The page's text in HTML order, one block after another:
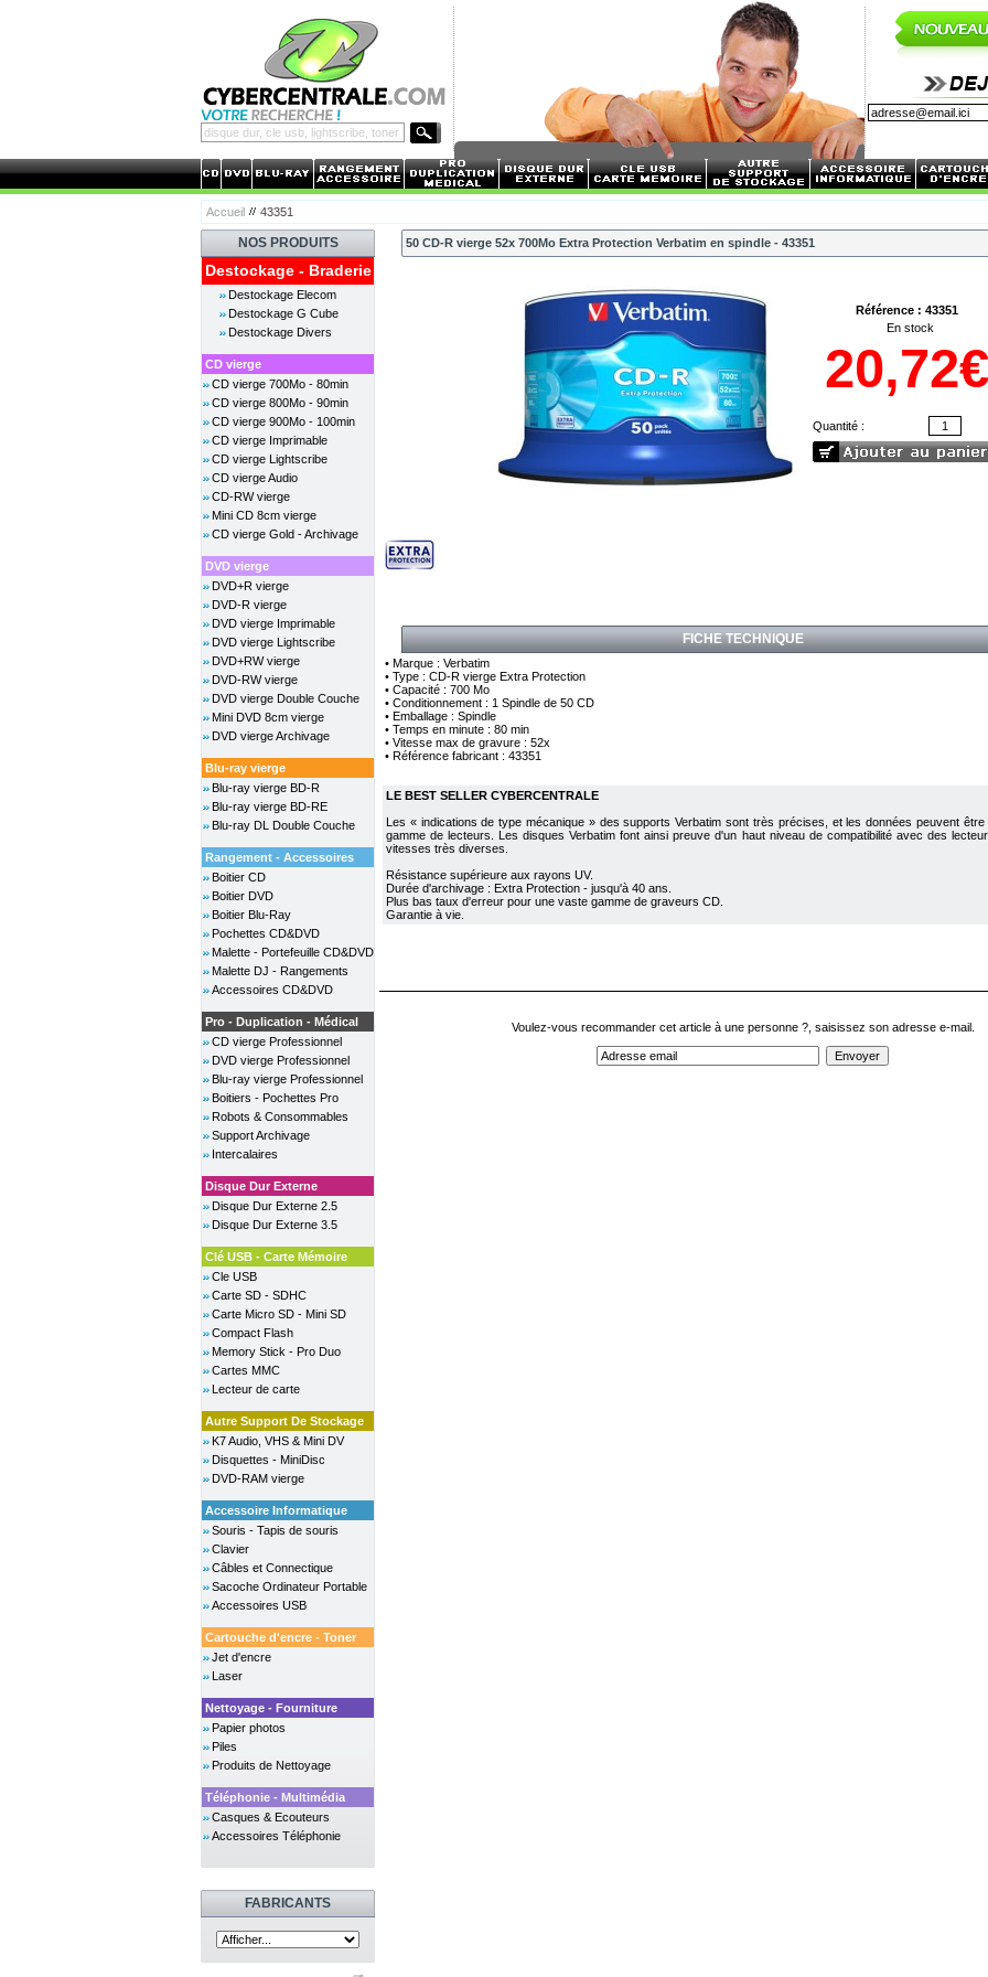
Accueil 43351
NOS PRODUITS
Destockage - Braderie
Destockage Elecom
Destockage G Cube
Destockage Divers
CD vierge
CD vierge 700Mo - 80min
CD vierge 800Mo - 90min
CD vierge 900Mo - 100min
CD vierge Imprimable
CD vierge Lightscribe
CD vierge Audio
CD-RW vierge
Mini CD 8cm vierge
CD vierge Gold - Archivage
DVD vierge
DVD+R vierge
DVD-R vierge
DVD vierge Imprimable
DVD vierge Lightscribe
DVD+RW vierge
DVD-RW vierge
DVD vierge Double Couche
Mini DVD 8cm vierge
DVD vierge Archivage
Blu-ray vierge
Blu-ray vierge BD-R
Blu-ray vierge BD-RE
Blu-ray DL Double Couche
Rangement - Accessoires
Boitier CD
Boitier DVD
Boitier Blu-Ray
Pochettes CD&DVD
Malette - Portefeuille CD&DVD
Malette DJ - Rangements
Accessoires CD&DVD
Pro - Duplication - Médical
CD vierge Professionnel
DVD vierge Professionnel
Blu-ray vierge Professionnel
Boitiers - Pochettes Pro
Robots & Consommables
Support Archivage
Intercalaires
Disque Dur Externe
Disque Dur Externe 2.5
Disque Dur Externe 3.5
Clé USB - Carte Mémoire
Cle USB
Carte SD - SDHC
Carte Micro SD - Mini SD
Compact Flash
Memory Stick - Pro Duo
Cartes MMC
Lecteur de carte
Autre Support De Stockage
K7 Audio, VHS & Mini DV
Disquettes - MiniDisc
DVD-RAM vierge
Accessoire Informatique
Souris - Tapis de souris
Clavier
Câbles et Connectique
Sacoche Ordinateur Portable
Accessoires USB
Cartouche d'encre - Toner
Jet d'encre
Laser
Nettoyage - Fourniture
Papier photos
Piles
Produits de Nettoyage
Téléphonie - Multimédia
Casques & Ecouteurs
Accessoires Téléphonie
FABRICANTS
50 CD-R vierge 52x 700Mo Extra Protection Verbatim en spindle - 43351
Référence : 43351
En stock
20,72€
Quantité :
FICHE TECHNIQUE
• Marque : Verbatim
• Type : CD-R vierge Extra Protection
• Capacité : 700 Mo
• Conditionnement : 1 Spindle de 50 CD
• Emballage : Spindle
• Temps en minute : 80 min
• Vitesse max de gravure : 52x
• Référence fabricant : 43351
LE BEST SELLER CYBERCENTRALE
Les « indications de type mécanique » des supports Verbatim sont très précises, et les données peuvent
gamme de lecteurs. Les disques Verbatim font ainsi preuve d'un haut niveau de compatibilité avec des
vitesses très diverses.
Résistance supérieure aux rayons UV.
Durée d'archivage : Extra Protection - jusqu'à 40 ans.
Plus bas taux d'erreur pour une vaste gamme de graveurs CD.
Garantie à vie.
Voulez-vous recommander cet article à une personne ?, saisissez son adresse e-mail.